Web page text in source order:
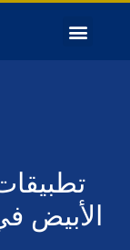
الأبيض